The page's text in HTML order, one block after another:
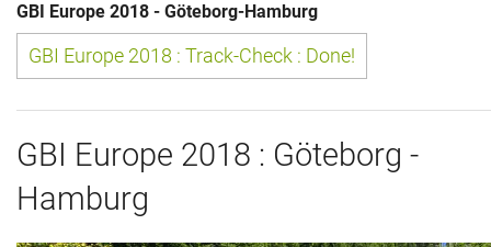
GBI Europe 2018 - Göteborg-Hamburg
GBI Europe 2018 : Track-Check : Done!
GBI Europe 2018 : Göteborg -
Hamburg